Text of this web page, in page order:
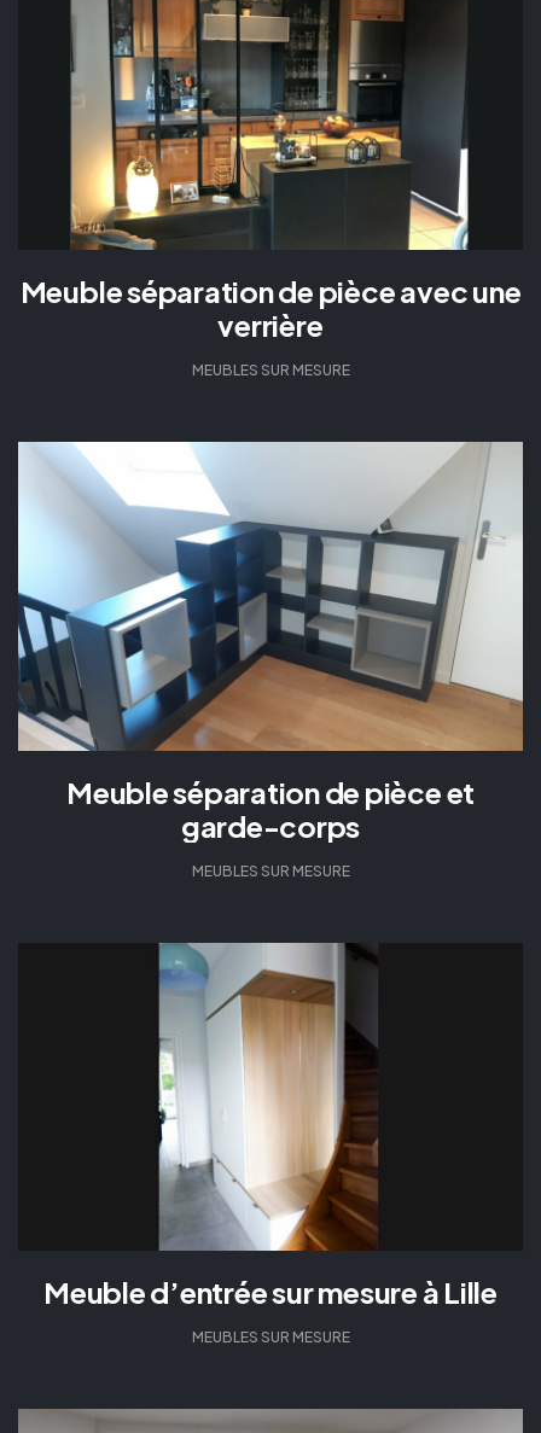
Meuble séparation de pièce avec une
verrière
MEUBLES SUR MESURE
Meuble séparation de pièce et
garde-corps
MEUBLES SUR MESURE
Meuble d’entrée sur mesure à Lille
MEUBLES SUR MESURE